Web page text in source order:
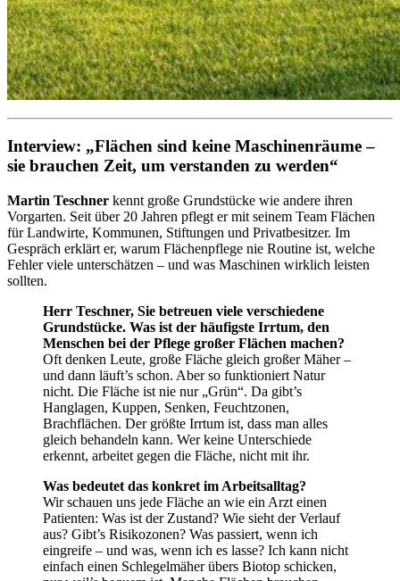
Interview: „Flächen sind keine Maschinenräume –
sie brauchen Zeit, um verstanden zu werden“
Martin Teschner kennt große Grundstücke wie andere ihren
Vorgarten. Seit über 20 Jahren pflegt er mit seinem Team Flächen
für Landwirte, Kommunen, Stiftungen und Privatbesitzer. Im
Gespräch erklärt er, warum Flächenpflege nie Routine ist, welche
Fehler viele unterschätzen – und was Maschinen wirklich leisten
sollten.
Herr Teschner, Sie betreuen viele verschiedene
Grundstücke. Was ist der häufigste Irrtum, den
Menschen bei der Pflege großer Flächen machen?
Oft denken Leute, große Fläche gleich großer Mäher –
und dann läuft’s schon. Aber so funktioniert Natur
nicht. Die Fläche ist nie nur „Grün“. Da gibt’s
Hanglagen, Kuppen, Senken, Feuchtzonen,
Brachflächen. Der größte Irrtum ist, dass man alles
gleich behandeln kann. Wer keine Unterschiede
erkennt, arbeitet gegen die Fläche, nicht mit ihr.
Was bedeutet das konkret im Arbeitsalltag?
Wir schauen uns jede Fläche an wie ein Arzt einen
Patienten: Was ist der Zustand? Wie sieht der Verlauf
aus? Gibt’s Risikozonen? Was passiert, wenn ich
eingreife – und was, wenn ich es lasse? Ich kann nicht
einfach einen Schlegelmäher übers Biotop schicken,